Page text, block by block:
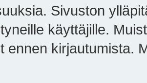
Sivuston
käyttäjille.
ennen kirjautumista.